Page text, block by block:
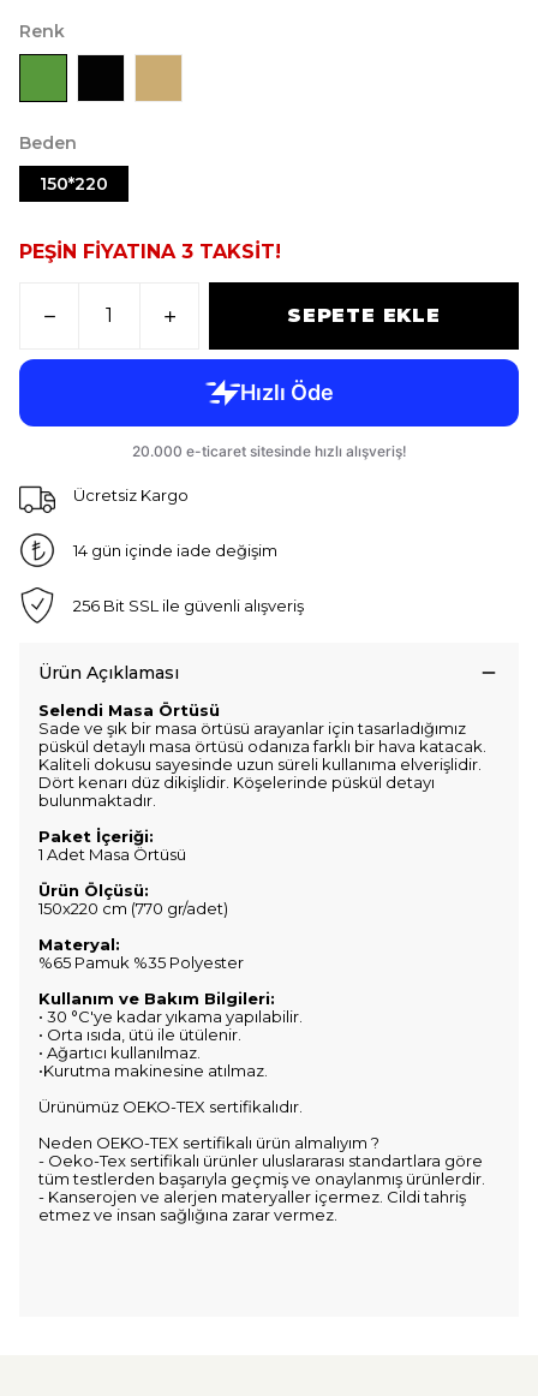
Renk
Beden
150*220
PEŞİN FİYATINA 3 TAKSİT!
SEPETE EKLE
Ücretsiz Kargo
14 gün içinde iade değişim
256 Bit SSL ile güvenli alışveriş
Ürün Açıklaması
Selendi Masa Örtüsü
Sade ve şık bir masa örtüsü arayanlar için tasarladığımız
püskül detaylı masa örtüsü odanıza farklı bir hava katacak.
Kaliteli dokusu sayesinde uzun süreli kullanıma elverişlidir.
Dört kenarı düz dikişlidir. Köşelerinde püskül detayı
bulunmaktadır.
Paket İçeriği:
1 Adet Masa Örtüsü
Ürün Ölçüsü:
150x220 cm (770 gr/adet)
Materyal:
%65 Pamuk %35 Polyester
Kullanım ve Bakım Bilgileri:
• 30 °C'ye kadar yıkama yapılabilir.
• Orta ısıda, ütü ile ütülenir.
• Ağartıcı kullanılmaz.
•Kurutma makinesine atılmaz.
Ürünümüz OEKO-TEX sertifikalıdır.
Neden OEKO-TEX sertifikalı ürün almalıyım ?
- Oeko-Tex sertifikalı ürünler uluslararası standartlara göre
tüm testlerden başarıyla geçmiş ve onaylanmış ürünlerdir.
- Kanserojen ve alerjen materyaller içermez. Cildi tahriş
etmez ve insan sağlığına zarar vermez.